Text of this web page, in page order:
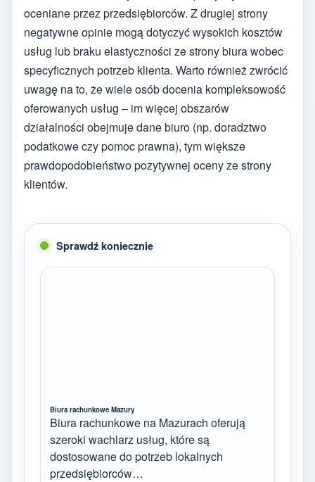
oceniane przez przedsiębiorców. Z drugiej strony
negatywne opinie mogą dotyczyć wysokich kosztów
usług lub braku elastyczności ze strony biura wobec
specyficznych potrzeb klienta. Warto również zwrócić
uwagę na to, że wiele osób docenia kompleksowość
oferowanych usług – im więcej obszarów
działalności obejmuje dane biuro (np. doradztwo
podatkowe czy pomoc prawna), tym większe
prawdopodobieństwo pozytywnej oceny ze strony
klientów.
Sprawdź koniecznie
Biura rachunkowe Mazury
Biura rachunkowe na Mazurach oferują
szeroki wachlarz usług, które są
dostosowane do potrzeb lokalnych
przedsiębiorców…